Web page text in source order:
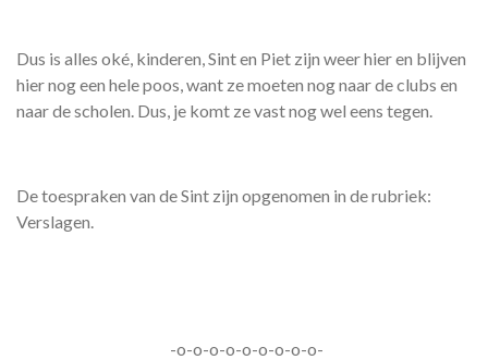
Dus is alles oké, kinderen, Sint en Piet zijn weer hier en blijven
hier nog een hele poos, want ze moeten nog naar de clubs en
naar de scholen. Dus, je komt ze vast nog wel eens tegen.
De toespraken van de Sint zijn opgenomen in de rubriek:
Verslagen.
-o-o-o-o-o-o-o-o-o-